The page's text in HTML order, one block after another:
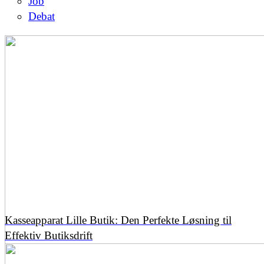
Debat
Kasseapparat Lille Butik: Den Perfekte Løsning til
Effektiv Butiksdrift